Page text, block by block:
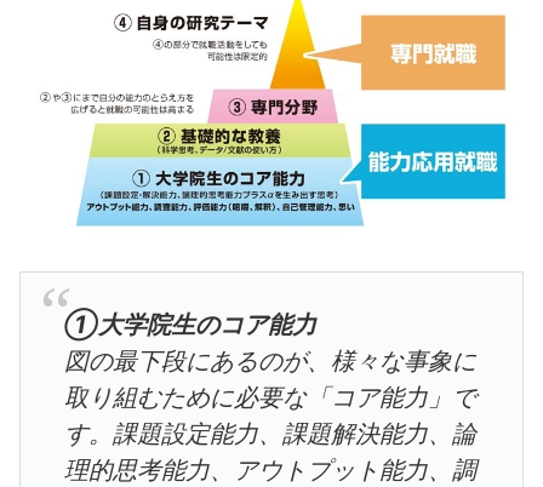
①大学院生のコア能力
図の最下段にあるのが、様々な事象に
取り組むために必要な「コア能力」で
す。課題設定能力、課題解決能力、論
理的思考能力、アウトプット能力、調